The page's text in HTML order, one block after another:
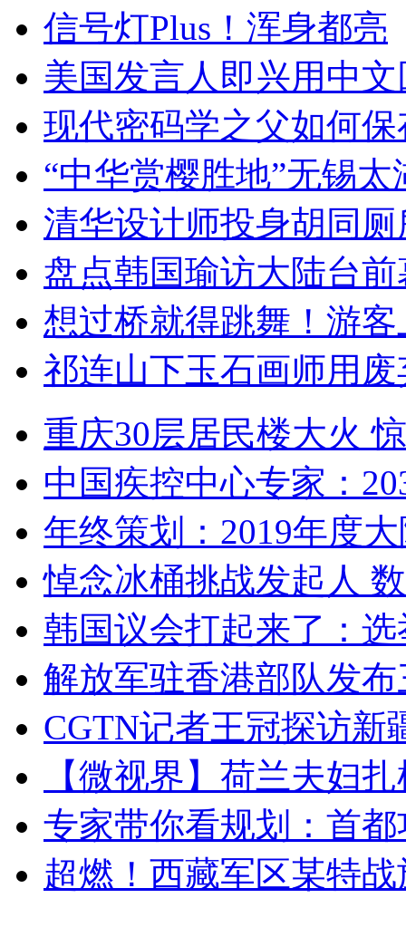
信号灯Plus！浑身都亮
美国发言人即兴用中
现代密码学之父如何
“中华赏樱胜地”无锡
清华设计师投身胡同
盘点韩国瑜访大陆台
想过桥就得跳舞！游客
祁连山下玉石画师用
重庆30层居民楼大火
中国疾控中心专家：
年终策划：2019年度
悼念冰桶挑战发起人
韩国议会打起来了：
解放军驻香港部队发
CGTN记者王冠探访新
【微视界】荷兰夫妇
专家带你看规划：首
超燃！西藏军区某特